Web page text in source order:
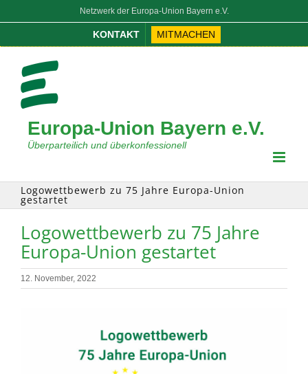
Inhalt
Netzwerk der Europa-Union Bayern e.V.
KONTAKT MITMACHEN
Europa-Union Bayern e.V.
Überparteilich und überkonfessionell
Logowettbewerb zu 75 Jahre Europa-Union
gestartet
Logowettbewerb zu 75 Jahre
Europa-Union gestartet
12. November, 2022